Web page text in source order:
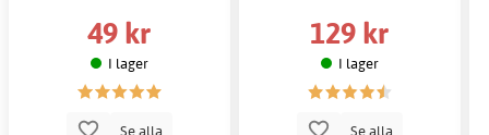
49 kr
I lager
Se alla
129 kr
I lager
Se alla